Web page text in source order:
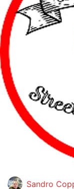
Altri sport
Hockey
Altre
News
Turismo
Sandro